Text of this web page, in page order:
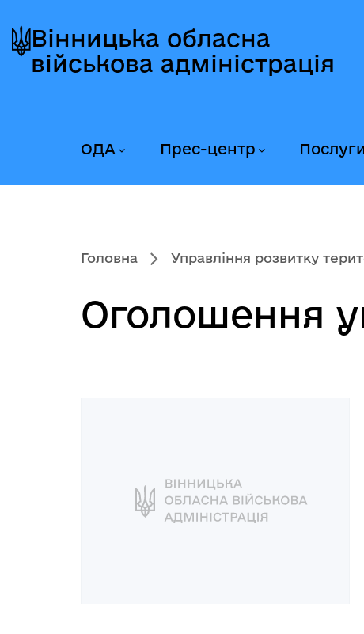
до
головного
до
головного
вмісту
до
головного
колонтитула
Вінницька обласна
військова адміністрація
ОДА Прес-центр Послуги
Головна Управління розвитку
Оголошення